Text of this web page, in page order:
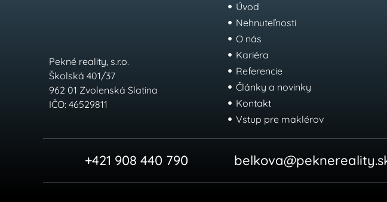
Pekné reality, s.r.o.
Školská 401/37
962 01 Zvolenská Slatina
IČO: 46529811
Úvod
Nehnuteľnosti
O nás
Kariéra
Referencie
Články a novinky
Kontakt
Vstup pre maklérov
+421 908 440 790